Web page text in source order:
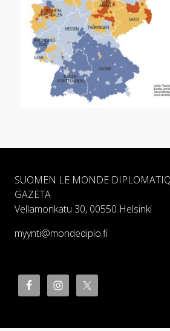
SUOMEN LE MONDE
GAZETA
Vellamonkatu 30, 00550 Helsinki
myynti@mondediplo.fi